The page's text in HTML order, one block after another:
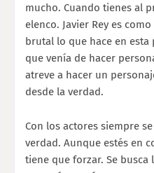
mucho. Cuando tienes al
elenco. Javier Rey es
brutal lo que hace en esta
que venía de hacer
atreve a hacer un
desde la verdad.
Con los actores siempre
verdad. Aunque estés en
tiene que forzar. Se busca